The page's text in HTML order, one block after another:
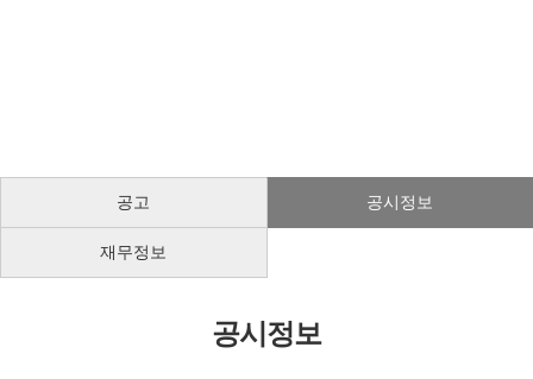
공고 공시정보
재무정보
공시정보